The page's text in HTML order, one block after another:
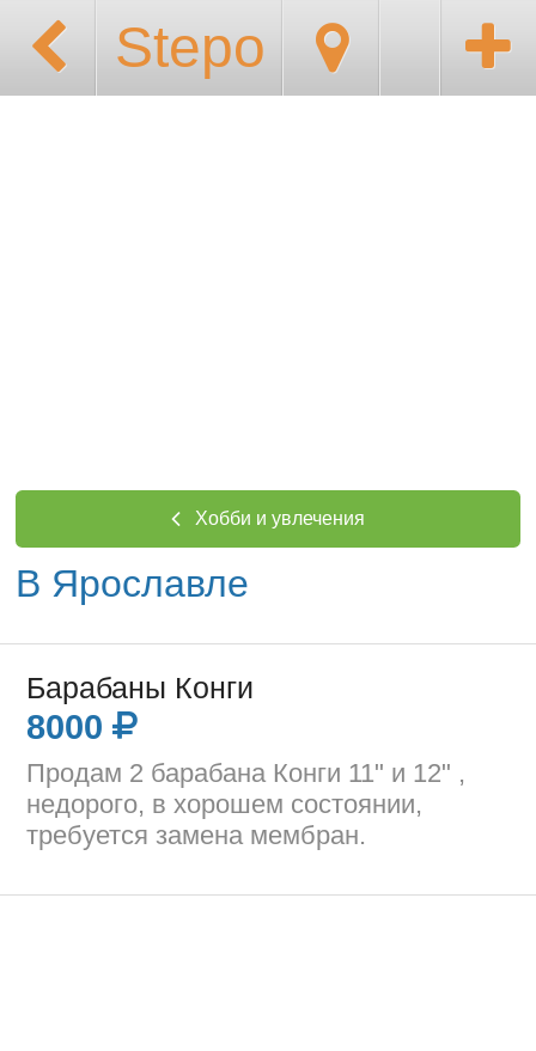
Stepo
Хобби и увлечения
В Ярославле
Барабаны Конги
8000
Продам 2 барабана Конги 11" и 12" ,
недорого, в хорошем состоянии,
требуется замена мембран.